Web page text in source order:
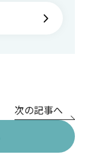
次の記事へ